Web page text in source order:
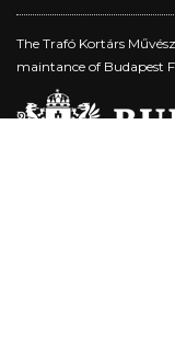
The Trafó Kortárs
maintance of Budapest